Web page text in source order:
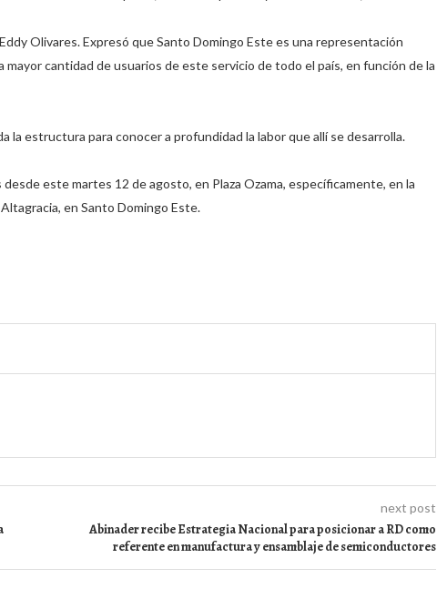
Olivares. Expresó que Santo Domingo Este es una representación
cantidad de usuarios de este servicio de todo el país, en función de la
estructura para conocer a profundidad la labor que allí se desarrolla.⁣
este martes 12 de agosto, en Plaza Ozama, específicamente, en la
en Santo Domingo Este.
next post
Abinader recibe Estrategia Nacional para posicionar a RD como
referente en manufactura y ensamblaje de semiconductores